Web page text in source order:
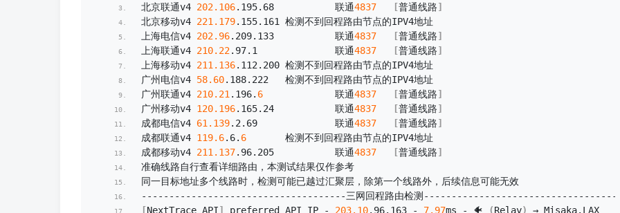
北京联通v4 202.106. 195. 68
           联通
4837 [普通线路]
北京移动v4 221.179. 155. 161
检测不到回程路由节点的IPV4地址
上海电信v4 202.96. 209. 133
           联通
4837 [普通线路]
上海联通v4 210.22. 97. 1
              联通
4837 [普通线路]
上海移动v4 211.136. 112 . 200 检测不到回程路由节点的IPV4地址
广州电信v4 58.60. 188. 222
   检测不到回程路由节点的IPV4地址
广州联通v4 210.21 . 196. 6
             联通
4837 [普通线路]
广州移动v4 120.196. 165. 24
           联通
4837 [普通线路]
成都电信v4 61.139. 2 . 69
              联通
4837 [普通线路]
成都联通v4 119.6. 6. 6
       检测不到回程路由节点的IPV4地址
成都移动v4 211.137. 96. 205
           联通
4837 [普通线路]
准确线路自行查看详细路由，本测试结果仅作参考
同一目标地址多个线路时，检测可能已越过汇聚层，除第一个线路外，后续信息可能无效
-------------------------------------三网回程路由检测
[NextTrace API] preferred API IP - 203.10. 96. 163 - 7.97ms - 🐠 (Relay) → Misaka. LAX